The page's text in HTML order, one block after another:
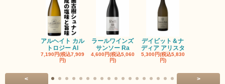
アルヘイト カル
トロジー Al
7,190円(税込7,909
円)
ラールワインズ
サンソー Ra
4,600円(税込5,060
円)
デイビット＆ナ
ディア アリスタ
5,300円(税込5,830
円)
< >